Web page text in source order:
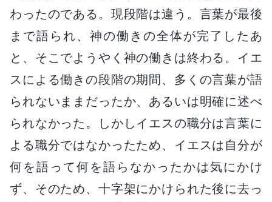
わったのである。現段階は違う。言葉が最後
まで語られ、神の働きの全体が完了したあ
と、そこでようやく神の働きは終わる。イエ
スによる働きの段階の期間、多くの言葉が語
られないままだったか、あるいは明確に述べ
られなかった。しかしイエスの職分は言葉に
よる職分ではなかったため、イエスは自分が
何を語って何を語らなかったかは気にかけ
ず、そのため、十字架にかけられた後に去っ